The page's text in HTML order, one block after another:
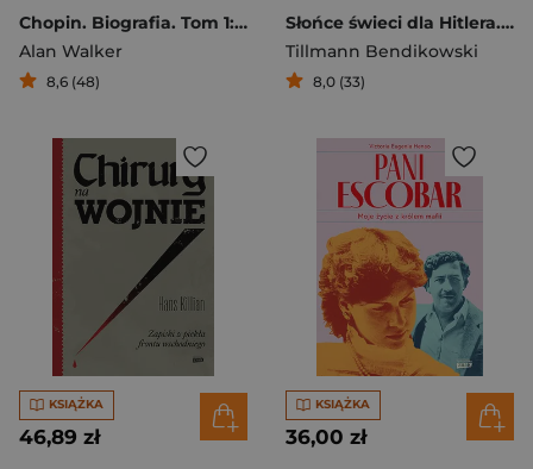
Chopin. Biografia. Tom 1: Warszawa–Paryż, 1810–1838
Alan Walker
8,6 (48)
Słońce świeci dla Hitlera. Zwyczajne życie w III Rzeszy
Tillmann Bendikowski
8,0 (33)
KSIĄŻKA
46,89 zł
KSIĄŻKA
36,00 zł